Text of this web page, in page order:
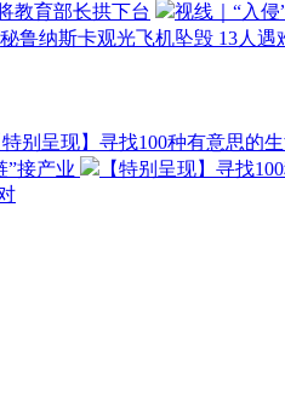
教育部长拱下台
视线｜“入
秘鲁纳斯卡观光飞机坠毁 13人遇
特别呈现】寻找100种有意思的
”接产业
【特别呈现】寻找